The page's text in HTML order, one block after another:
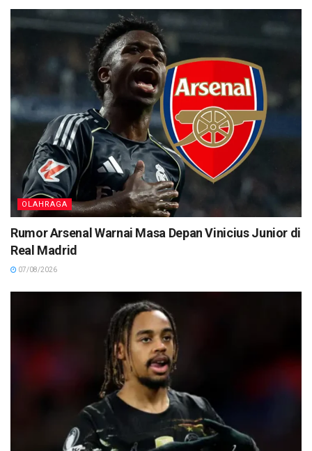
OLAHRAGA
Rumor Arsenal Warnai Masa Depan Vinicius Junior di
Real Madrid
07/08/2026